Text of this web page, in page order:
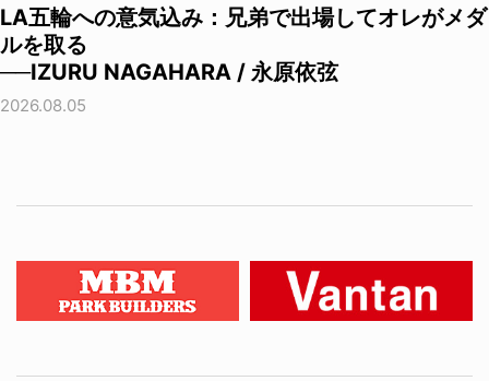
LA五輪への意気込み：兄弟で出場してオレがメダ
ルを取る
──IZURU NAGAHARA / 永原依弦
2026.08.05